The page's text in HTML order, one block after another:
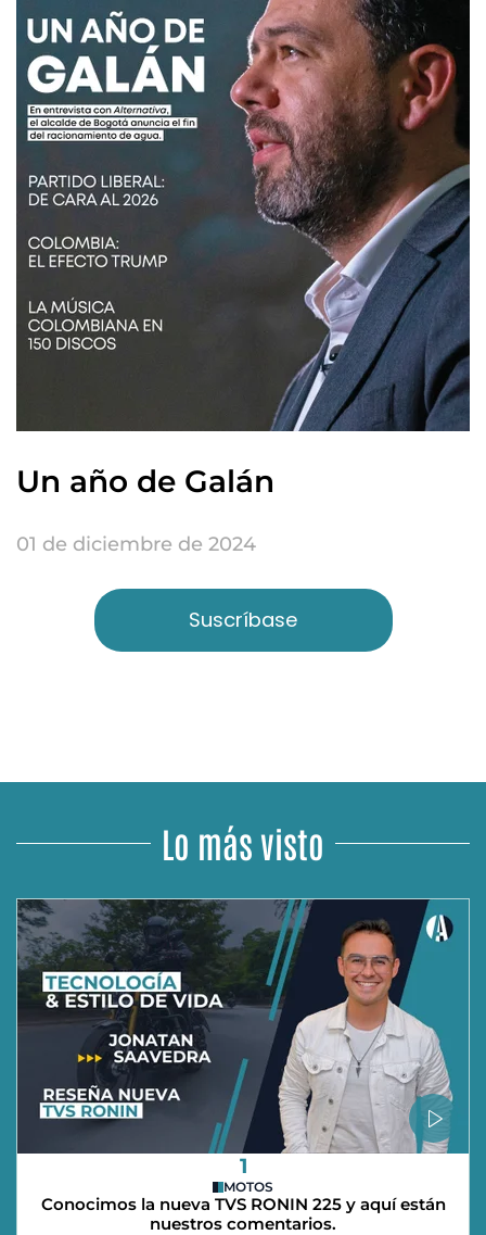
Un año de Galán
01 de diciembre de 2024
Suscríbase
Lo más visto
1
MOTOS
Conocimos la nueva TVS RONIN 225 y aquí están
nuestros comentarios.